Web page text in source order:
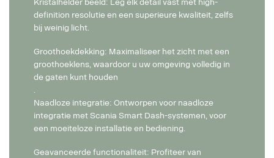
Kristalhelder beeld: Leg elk detail vast met high-
definition resolutie en een superieure kwaliteit, zelfs
bij weinig licht.
Groothoekdekking: Maximaliseer het zicht met een
groothoeklens, waardoor u uw omgeving volledig in
de gaten kunt houden
.
Naadloze integratie: Ontworpen voor naadloze
integratie met Scania Smart Dash-systemen, voor
een moeiteloze installatie en bediening.
Geavanceerde functionaliteit: Profiteer van